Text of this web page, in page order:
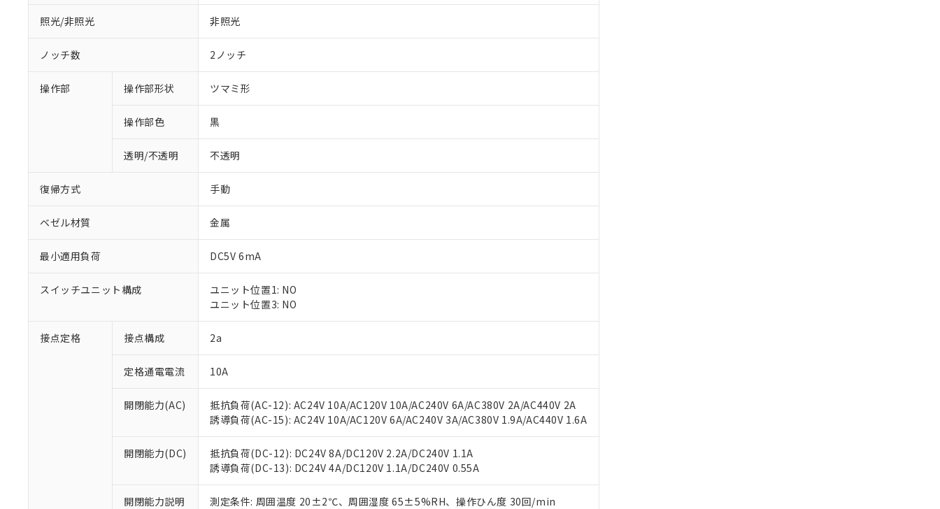
照光/非照光 非照光
ノッチ数 2ノッチ
操作部 操作部形状 ツマミ形
操作部色 黒
透明/不透明 不透明
復帰方式 手動
ベゼル材質 金属
最小適用負荷 DC5V 6mA
スイッチユニット構成
ユニット位置1: NO
ユニット位置3: NO
接点定格 接点構成 2a
定格通電電流 10A
開閉能力(AC)
抵抗負荷(AC-12): AC24V 10A/AC120V 10A/AC240V 6A/AC380V 2A/AC440V 2A
誘導負荷(AC-15): AC24V 10A/AC120V 6A/AC240V 3A/AC380V 1.9A/AC440V 1.6A
開閉能力(DC)
抵抗負荷(DC-12): DC24V 8A/DC120V 2.2A/DC240V 1.1A
誘導負荷(DC-13): DC24V 4A/DC120V 1.1A/DC240V 0.55A
開閉能力説明 測定条件: 周囲温度 20±2℃、周囲湿度 65±5%RH、操作ひん度 30回/min
本サービスは、当社制御機器事業取扱商品の当社在庫状況および標準価格(税抜)を提供させていただ
くものです。
当社制御機器事業取扱商品の中には、本サービスの対象外となる商品もあることをご了承ください。
在庫状況および標準価格照会結果は、記載している更新日時点での社内データに基づき作成されるも
のであり、閲覧された時点での実際の在庫および標準価格とは異なる場合があることをご了承くださ
い。
正式な納期状況および標準価格はお客様のお取引先、またはお客様担当のオムロン制御機器販売店・
※1 対応状況
対応済み：EU RoHS指令（10物質）の非含有に対応した製品が提供可能な商品です。
対応予定：EU RoHS指令（10物質）の非含有に対応した製品に切り替える予定のある商品です。
対応予定なし：EU RoHS指令（10物質）の非含有に非対応の商品で、対応品を出す予定はありません。
仕入先様の事情により、非含有部品としていたものが、含有品と判明した場合などやむを得ず変更すること
があります。
*EU RoHS指令（10物質）：
鉛(Pb) 1000ppm以下、 水銀(Hg) 1000ppm以下、 カドミウム(Cd) 100ppm以下、
六価クロム(Cr(Ⅵ)) 1000ppm以下、ポリ臭化ビフェニル類(PBB) 1000ppm以下、ポリ臭化ジフェニルエーテル類(PBDE) 1000ppm以下、
フタル酸ビス(2-エチルヘキシル) (DEHP)(別名：DOP) 1000ppm以下、フタル酸ブチルベンジル（BBP） 1000ppm以下、フタル酸ジブチ
ル（DBP） 1000ppm以下、フタル酸ジイソブチル (DIBP) 1000ppm以下
但し、RoHS指令で産業用監視および制御機器に対する適用除外項目は除く。
フタル酸エステル類の４物質については閾値を超える意図的な使用がないことを確認しています。
※1 中国RoHS○×表
「○」：最大均質材料含有率が中国RoHSの基準値以下であることを示します。
「×」：最大均質材料含有率が中国RoHSの基準値を超えていることを示します。
「－」：未確認です。当社販売部門へお問い合わせください。
*中国RoHS10物質の基準値 (GB/T26572)：
Pb(鉛) :1000ppm、 Hg(水銀) : 1000ppm、 Cd(カドミウム) : 100ppm、
Cr(Ⅵ)(六価クロム) : 1000ppm、 PBBs(ポリ臭化ビフェニル類) : 1000ppm、 PBDEs(ポリ臭化ジフェニルエーテル類) : 1000ppm、
当社は、これら貴社製品のうち、外国為替および外国貿易法に定める商品（以下｢規制貨物等」とい
う）を輸出または国外への提供する場合は、日本国政府の輸出許可(または役務取引許可)を取得する
などの必要な手続きをとります。
当社は規制貨物を破棄する場合は、完全に破砕するなど、違法に輸出されないよう必要な手段を講じ
ます。
当社は貴社製品を、核兵器、ミサイル、化学兵器、生物兵器またはその他武器並びにこれらの製造装
置等に一切使用いたしません。
説明
一定数以上の在庫あり